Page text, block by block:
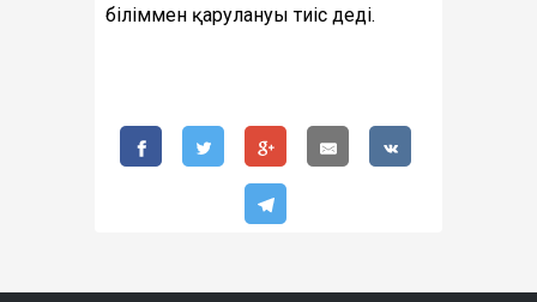
біліммен қарулануы тиіс деді.